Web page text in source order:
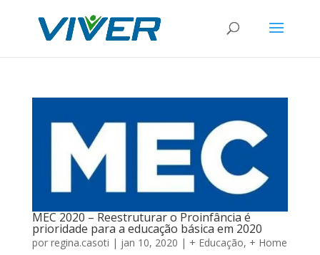
MEC 2020 – Reestruturar o Proinfância é
prioridade para a educação básica em 2020
por regina.casoti | jan 10, 2020 | + Educação, + Home